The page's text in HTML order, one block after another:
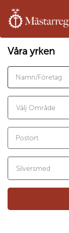
Våra yrken